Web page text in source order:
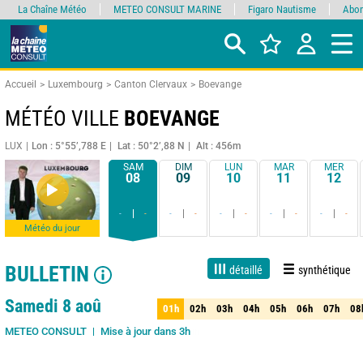
Accueil Luxembourg Canton Clervaux Boevange
MÉTÉO VILLE BOEVANGE
LUX Lon : 5°55’,788 E Lat : 50°2’,88 N Alt : 456m
Météo du jour
SAM
08
- -
DIM
09
- -
LUN
10
- -
MAR
11
- -
MER
12
- -
BULLETIN détaillé synthétique
1 jour 3 jours 7 jours 15 jours Fiabilité 90%
Samedi 8 aoû
METEO CONSULT Mise à jour dans 3h
01h 02h 03h 04h 05h 06h 07h
01h 02h 03h 04h 05h 06h 07h
La Chaîne Météo METEO CONSULT MARINE Figaro Nautisme